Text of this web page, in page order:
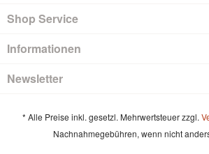
Shop Service
Informationen
Newsletter
* Alle Preise inkl. gesetzl. Mehrwertsteuer zzgl.
Nachnahmegebühren, wenn nicht